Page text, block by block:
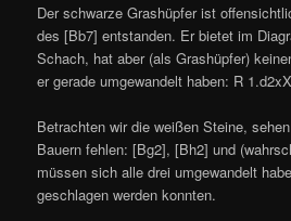
Der schwarze Grashüpfer ist
des [Bb7] entstanden. Er bietet im
Schach, hat aber (als Grashüpfer)
er gerade umgewandelt haben: R
Betrachten wir die weißen Steine,
Bauern fehlen: [Bg2], [Bh2] und
müssen sich alle drei umgewandelt
geschlagen werden konnten.